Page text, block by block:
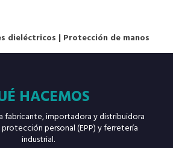
dieléctricos | Protección de manos
HACEMOS
fabricante, importadora y distribuidora
personal (EPP) y ferretería
industrial.